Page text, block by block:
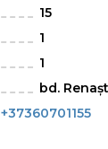
15
1
1
bd.
+37360701155